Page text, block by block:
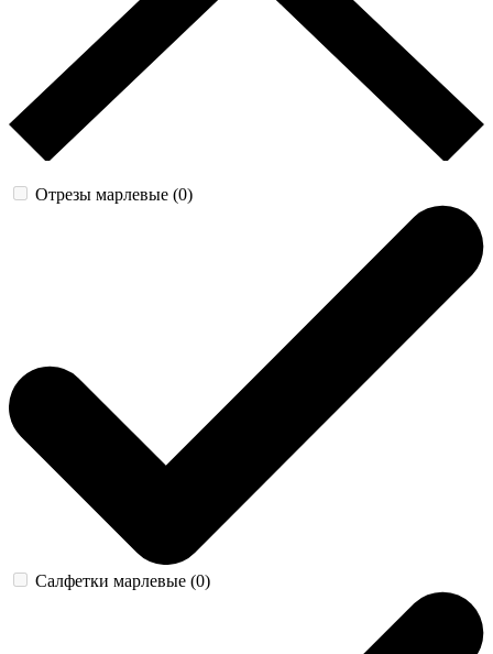
Отрезы марлевые (0)
Салфетки марлевые (0)